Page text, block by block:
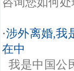
·涉外离婚,我
在中
我是中国公